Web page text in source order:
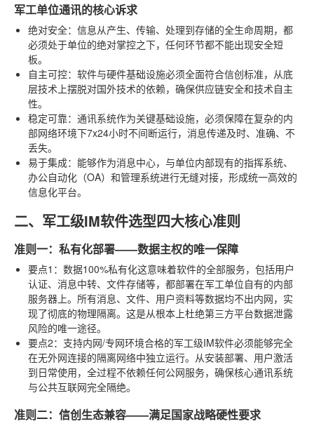
军工单位通讯的核心诉求
绝对安全：信息从产生、传输、处理到存储的全生命周期，都
必须处于单位的绝对掌控之下，任何环节都不能出现安全短
板。
自主可控：软件与硬件基础设施必须全面符合信创标准，从底
层技术上摆脱对国外技术的依赖，确保供应链安全和技术自主
性。
稳定可靠：通讯系统作为关键基础设施，必须保障在复杂的内
部网络环境下7x24小时不间断运行，消息传递及时、准确、不
丢失。
易于集成：能够作为消息中心，与单位内部现有的指挥系统、
办公自动化（OA）和管理系统进行无缝对接，形成统一高效的
信息化平台。
二、军工级IM软件选型四大核心准则
准则一：私有化部署——数据主权的唯一保障
要点1：数据100%私有化这意味着软件的全部服务，包括用户
认证、消息中转、文件存储等，都部署在军工单位自有的内部
服务器上。所有消息、文件、用户资料等数据均不出内网，实
现了彻底的物理隔离。这是从根本上杜绝第三方平台数据泄露
风险的唯一途径。
要点2：支持内网/专网环境合格的军工级IM软件必须能够完全
在无外网连接的隔离网络中独立运行。从安装部署、用户激活
到日常使用，全过程不依赖任何公网服务，确保核心通讯系统
与公共互联网完全隔绝。
准则二：信创生态兼容——满足国家战略硬性要求